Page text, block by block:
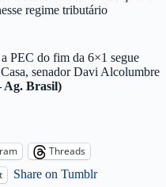
regime tributário
PEC do fim da 6×1 segue
senador Davi Alcolumbre
Ag. Brasil)
Threads
Share on Tumblr